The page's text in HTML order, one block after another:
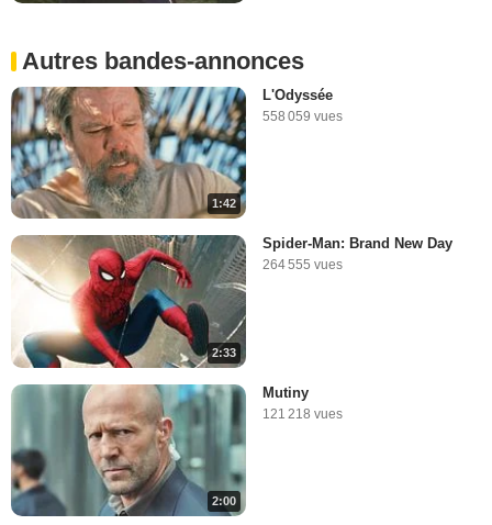
Autres bandes-annonces
1:42
L'Odyssée
558 059 vues
2:33
Spider-Man: Brand New Day
264 555 vues
2:00
Mutiny
121 218 vues